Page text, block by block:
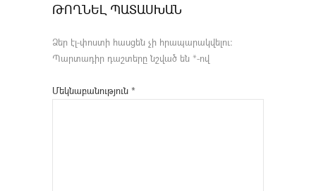
ԹՈՂՆԵԼ ՊԱՏԱՍԽԱՆ
Ձեր էլ-փոստի հասցեն չի հրապարակվելու։
Պարտադիր դաշտերը նշված են *-ով
Մեկնաբանություն *